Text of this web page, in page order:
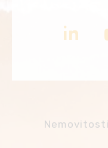
Nemovitosti